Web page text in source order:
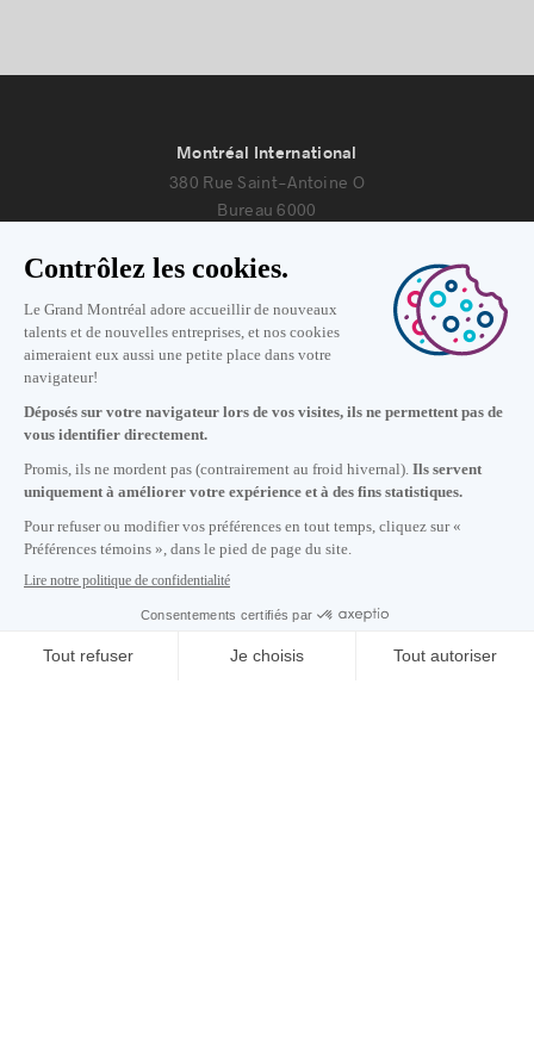
S'abonner à notre infolettre
Carrières
À propos de nous
Montréal International
380 Rue Saint-Antoine O
Bureau 6000
Nous joindre
Lundi au vendredi de 8h30 à 17h.